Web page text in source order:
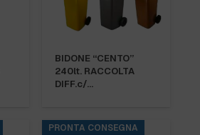
BIDONE “CENTO”
240lt. RACCOLTA
DIFF.c/…
PRONTA CONSEGNA